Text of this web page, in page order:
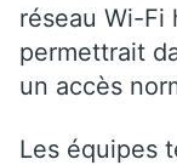
réseau Wi-Fi
permettrait
un accès
Les équipes